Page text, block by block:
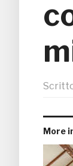
More